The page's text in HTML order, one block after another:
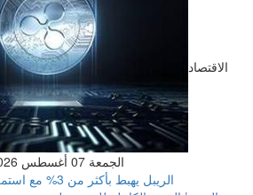
الاقتصاد
الجمعة 07 أغسطس 2026 01:44 صباحاً
الريبل يهبط بأكثر من 3% مع استمرار الضغوط البيعية